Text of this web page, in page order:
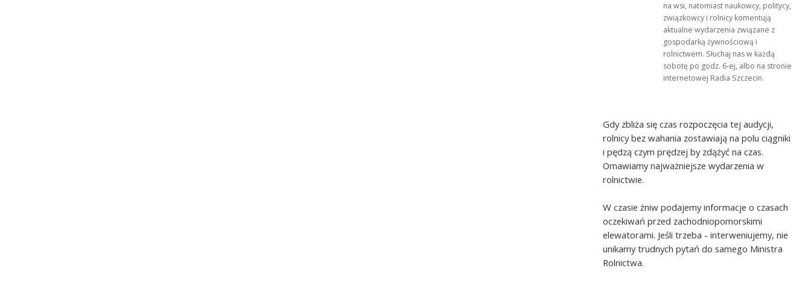
na wsi, natomiast naukowcy, politycy,
związkowcy i rolnicy komentują
aktualne wydarzenia związane z
gospodarką żywnościową i
rolnictwem. Słuchaj nas w każdą
sobotę po godz. 6-ej, albo na stronie
internetowej Radia Szczecin.
Gdy zbliża się czas rozpoczęcia tej audycji,
rolnicy bez wahania zostawiają na polu ciągniki
i pędzą czym prędzej by zdążyć na czas.
Omawiamy najważniejsze wydarzenia w
rolnictwie.
W czasie żniw podajemy informacje o czasach
oczekiwań przed zachodniopomorskimi
elewatorami. Jeśli trzeba - interweniujemy, nie
unikamy trudnych pytań do samego Ministra
Rolnictwa.